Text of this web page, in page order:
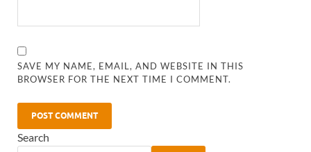
SAVE MY NAME, EMAIL, AND WEBSITE IN THIS
BROWSER FOR THE NEXT TIME I COMMENT.
Search